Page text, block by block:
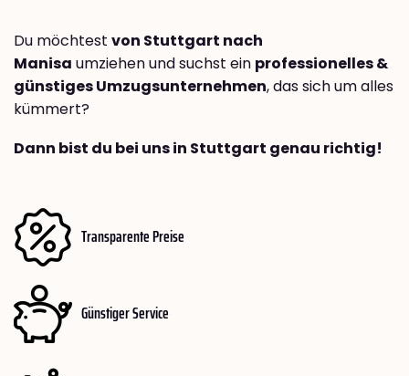
Du möchtest von Stuttgart nach
Manisa umziehen und suchst ein professionelles &
günstiges Umzugsunternehmen, das sich um alles
kümmert?
Dann bist du bei uns in Stuttgart genau richtig!
Transparente Preise
Günstiger Service